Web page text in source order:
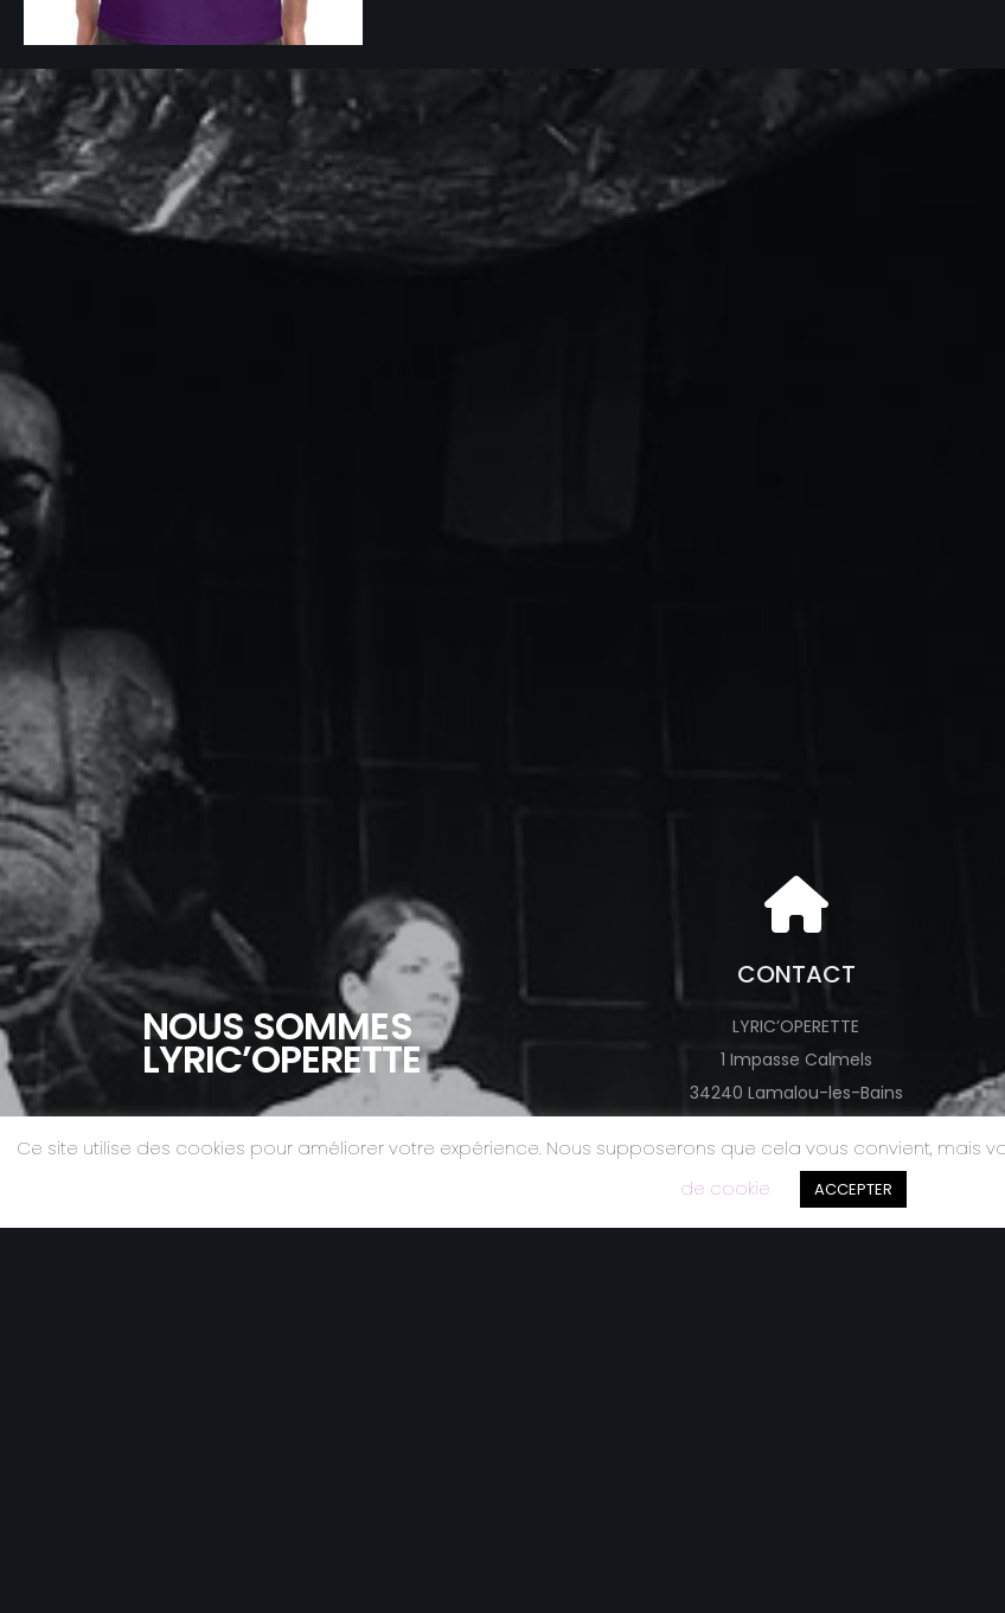
NOUS SOMMES
LYRIC’OPERETTE
CONTACT
LYRIC’OPERETTE
1 Impasse Calmels
34240 Lamalou-les-Bains
Ce site utilise des cookies pour améliorer votre expérience. Nous supposerons que cela vous convient, mais
de cookie
ACCEPTER